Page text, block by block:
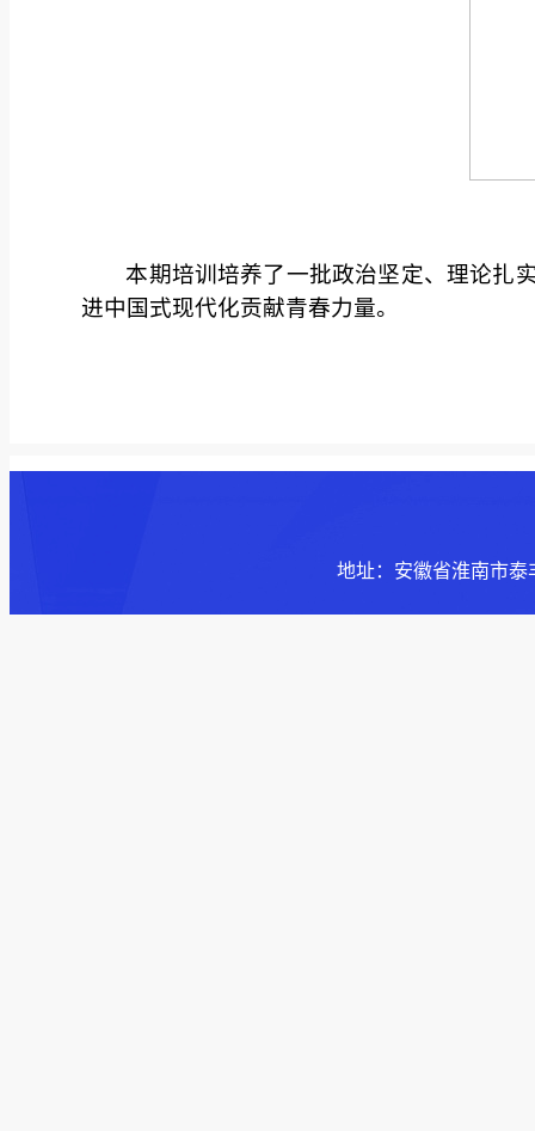
本期培训培养了一批政治坚定、理论扎
进中国式现代化贡献青春力量。
地址：安徽省淮南市泰